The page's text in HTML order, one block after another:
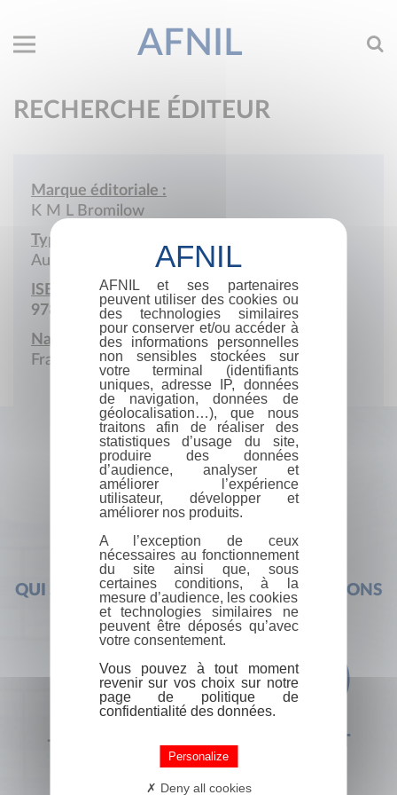
AFNIL
RECHERCHE ÉDITEUR
Marque éditoriale :
K M L Bromilow
Type de société :
Auto-édition
ISBN :
978-2-9595864
Nationalité :
France
QUI SOMMES-NOUS ? FOIRE AUX QUESTIONS
+33 (0) 1 44 41 29 19 CONTACT
AFNIL et ses partenaires
peuvent utiliser des cookies ou
des technologies similaires
pour conserver et/ou accéder à
des informations personnelles
non sensibles stockées sur
votre terminal (identifiants
uniques, adresse IP, données
de navigation, données de
géolocalisation…), que nous
traitons afin de réaliser des
statistiques d’usage du site,
produire des données
d’audience, analyser et
améliorer l’expérience
utilisateur, développer et
améliorer nos produits.
A l’exception de ceux
nécessaires au fonctionnement
du site ainsi que, sous
certaines conditions, à la
mesure d’audience, les cookies
et technologies similaires ne
peuvent être déposés qu’avec
votre consentement.
Vous pouvez à tout moment
revenir sur vos choix sur notre
page de politique de
confidentialité des données.
Personalize
Deny all cookies